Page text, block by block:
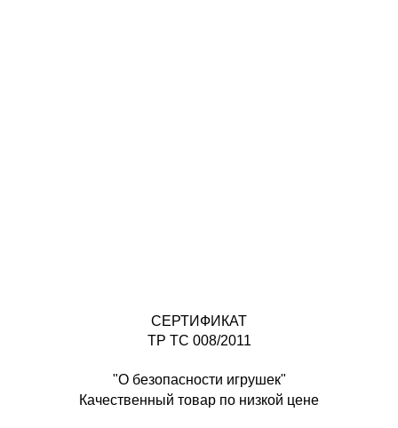
СЕРТИФИКАТ
ТР ТС 008/2011
"О безопасности игрушек"
Качественный товар по низкой цене